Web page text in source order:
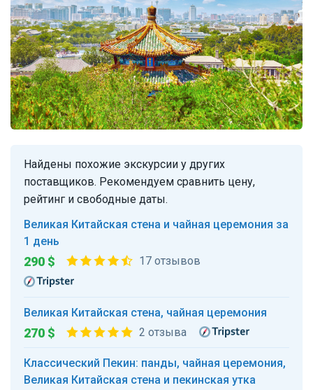
Найдены похожие экскурсии у других
поставщиков. Рекомендуем сравнить цену,
рейтинг и свободные даты.
Великая Китайская стена и чайная церемония за
1 день
290 $ 17 отзывов
Великая Китайская стена, чайная церемония
270 $ 2 отзыва
Классический Пекин: панды, чайная церемония,
Великая Китайская стена и пекинская утка